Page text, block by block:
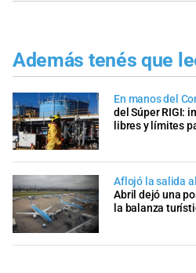
Además tenés que
En manos del
del Súper RIGI:
libres y límites
Aflojó la salida
Abril dejó una
la balanza